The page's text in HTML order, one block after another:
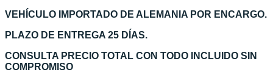
VEHÍCULO IMPORTADO DE ALEMANIA POR ENCARGO.
PLAZO DE ENTREGA 25 DÍAS.
CONSULTA PRECIO TOTAL CON TODO INCLUIDO SIN
COMPROMISO